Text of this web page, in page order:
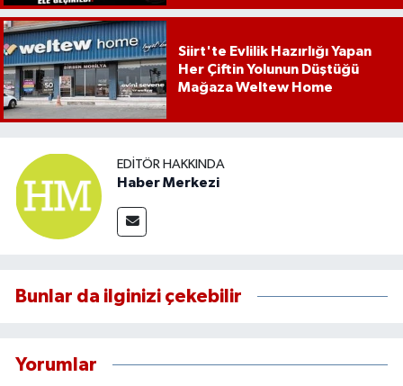
Siirt'te Evlilik Hazırlığı Yapan
Her Çiftin Yolunun Düştüğü
Mağaza Weltew Home
EDITÖR HAKKINDA
Haber Merkezi
Bunlar da ilginizi çekebilir
Yorumlar